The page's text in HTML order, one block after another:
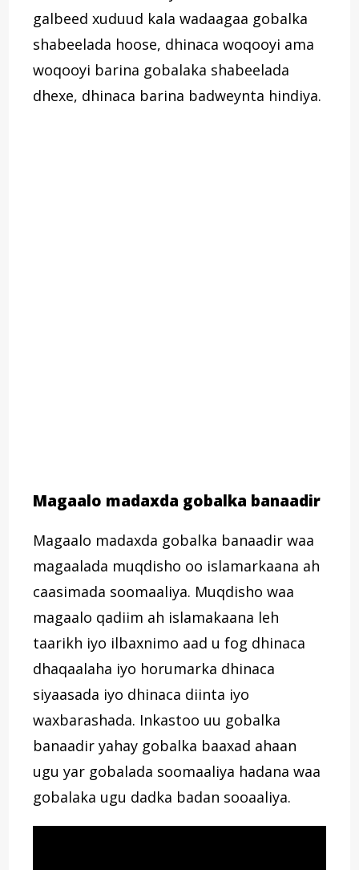
galbeed xuduud kala wadaagaa gobalka
shabeelada hoose, dhinaca woqooyi ama
woqooyi barina gobalaka shabeelada
dhexe, dhinaca barina badweynta hindiya.
Magaalo madaxda gobalka banaadir
Magaalo madaxda gobalka banaadir waa
magaalada muqdisho oo islamarkaana ah
caasimada soomaaliya. Muqdisho waa
magaalo qadiim ah islamakaana leh
taarikh iyo ilbaxnimo aad u fog dhinaca
dhaqaalaha iyo horumarka dhinaca
siyaasada iyo dhinaca diinta iyo
waxbarashada. Inkastoo uu gobalka
banaadir yahay gobalka baaxad ahaan
ugu yar gobalada soomaaliya hadana waa
gobalaka ugu dadka badan sooaaliya.